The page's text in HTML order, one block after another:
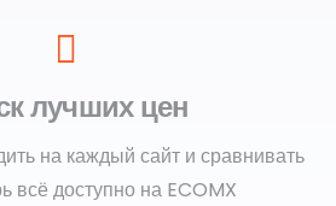
лучших цен
на каждый сайт и сравнивать
всё доступно на ECOMX